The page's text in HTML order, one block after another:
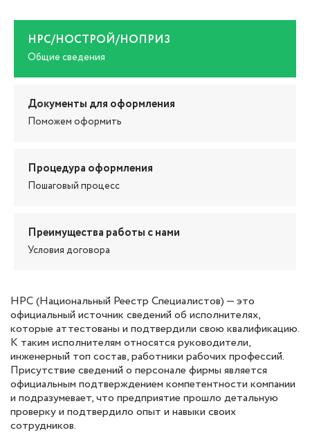
НРС/НОСТРОЙ/НОПРИЗ
Общие сведения
Документы для оформления
Поможем оформить
Процедура оформления
Пошаговый процесс
Преимущества работы с нами
Условия договора
НРС (Национальный Реестр Специалистов) — это
официальный источник сведений об исполнителях,
которые аттестованы и подтвердили свою квалификацию.
К таким исполнителям относятся руководители,
инженерный топ состав, работники рабочих профессий.
Присутствие сведений о персонале фирмы является
официальным подтверждением компетентности компании
и подразумевает, что предприятие прошло детальную
проверку и подтвердило опыт и навыки своих
сотрудников.